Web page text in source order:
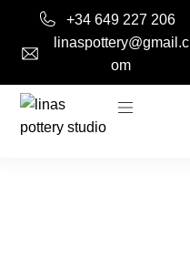
+34 649 227 206
linaspottery@gmail.c
om